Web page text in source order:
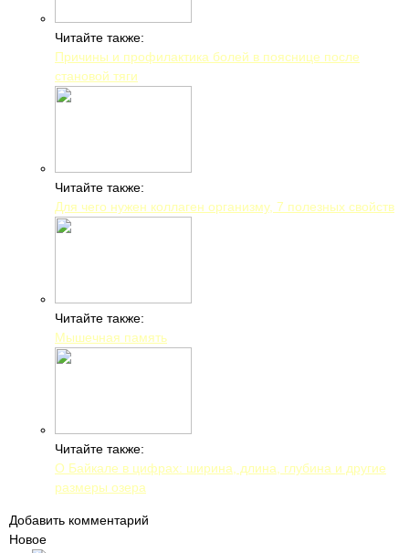
Читайте также:
Причины и профилактика болей в пояснице после
становой тяги
Читайте также:
Для чего нужен коллаген организму, 7 полезных свойств
Читайте также:
Мышечная память
Читайте также:
О Байкале в цифрах: ширина, длина, глубина и другие
размеры озера
Добавить комментарий
Новое